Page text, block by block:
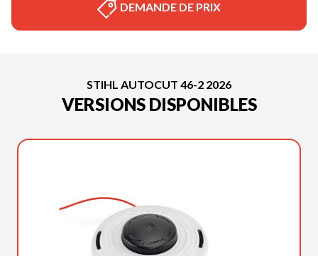
DEMANDE DE PRIX
STIHL AUTOCUT 46-2 2026
VERSIONS DISPONIBLES